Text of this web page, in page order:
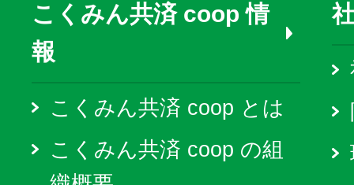
こくみん共済 coop 情
報
こくみん共済 coop とは
こくみん共済 coop の組